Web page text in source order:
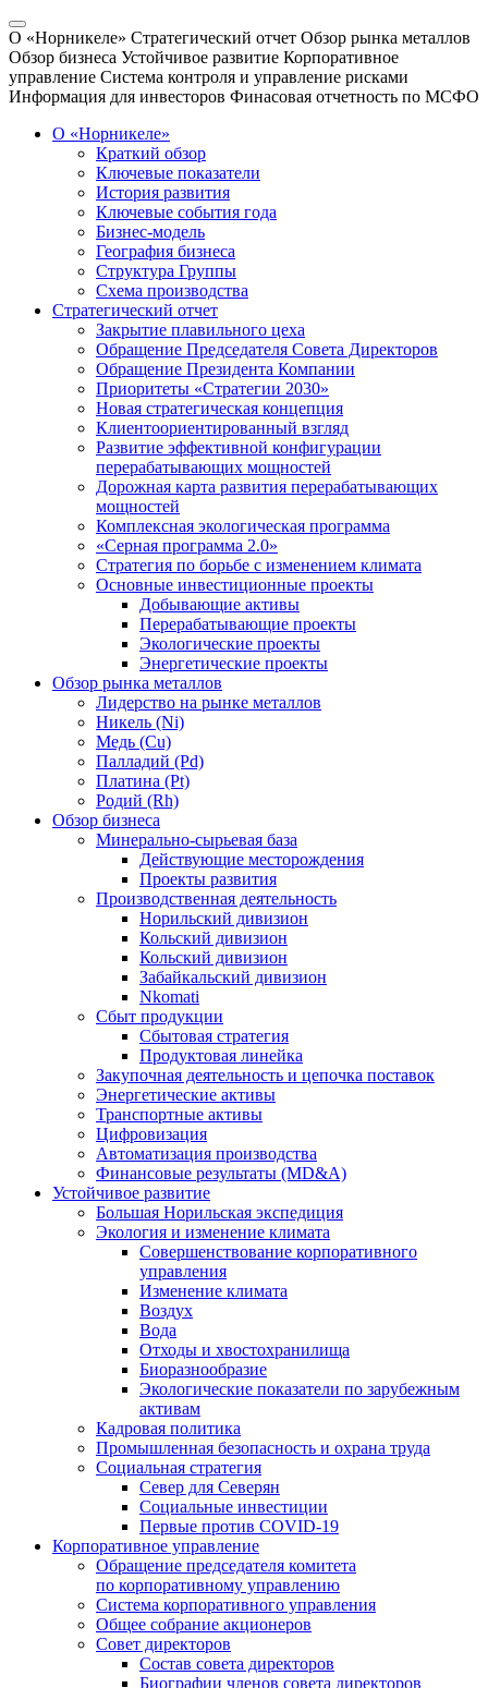
О «Норникеле» Стратегический отчет Обзор рынка металлов
Обзор бизнеса Устойчивое развитие Корпоративное
управление Система контроля и управление рисками
Информация для инвесторов Финасовая отчетность по МСФО
О «Норникеле»
Краткий обзор
Ключевые показатели
История развития
Ключевые события года
Бизнес-модель
География бизнеса
Структура Группы
Схема производства
Стратегический отчет
Закрытие плавильного цеха
Обращение Председателя Совета Директоров
Обращение Президента Компании
Приоритеты «Стратегии 2030»
Новая стратегическая концепция
Клиентоориентированный взгляд
Развитие эффективной конфигурации
перерабатывающих мощностей
Дорожная карта развития перерабатывающих
мощностей
Комплексная экологическая программа
«Серная программа 2.0»
Стратегия по борьбе с изменением климата
Основные инвестиционные проекты
Добывающие активы
Перерабатывающие проекты
Экологические проекты
Энергетические проекты
Обзор рынка металлов
Лидерство на рынке металлов
Никель (Ni)
Медь (Cu)
Палладий (Pd)
Платина (Pt)
Родий (Rh)
Обзор бизнеса
Минерально-сырьевая база
Действующие месторождения
Проекты развития
Производственная деятельность
Норильский дивизион
Кольский дивизион
Кольский дивизион
Забайкальский дивизион
Nkomati
Сбыт продукции
Сбытовая стратегия
Продуктовая линейка
Закупочная деятельность и цепочка поставок
Энергетические активы
Транспортные активы
Цифровизация
Автоматизация производства
Финансовые результаты (MD&A)
Устойчивое развитие
Большая Норильская экспедиция
Экология и изменение климата
Совершенствование корпоративного
управления
Изменение климата
Воздух
Вода
Отходы и хвостохранилища
Биоразнообразие
Экологические показатели по зарубежным
активам
Кадровая политика
Промышленная безопасность и охрана труда
Социальная стратегия
Север для Северян
Социальные инвестиции
Первые против COVID‑19
Корпоративное управление
Обращение председателя комитета
по корпоративному управлению
Система корпоративного управления
Общее собрание акционеров
Совет директоров
Состав совета директоров
Биографии членов совета директоров